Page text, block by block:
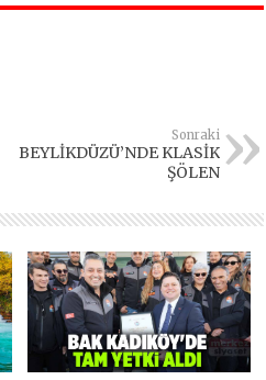
Sonraki
BEYLİKDÜZÜ’NDE KLASİK
ŞÖLEN